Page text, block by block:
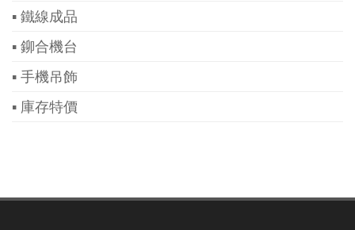
▪ 鐵線成品
▪ 鉚合機台
▪ 手機吊飾
▪ 庫存特價